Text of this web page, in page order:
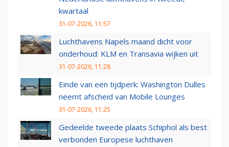
kwartaal
31-07-2026, 11:57
Luchthavens Napels maand dicht voor
onderhoud: KLM en Transavia wijken uit
31-07-2026, 11:28
Einde van een tijdperk: Washington Dulles
neemt afscheid van Mobile Lounges
31-07-2026, 11:25
Gedeelde tweede plaats Schiphol als best
verbonden Europese luchthaven